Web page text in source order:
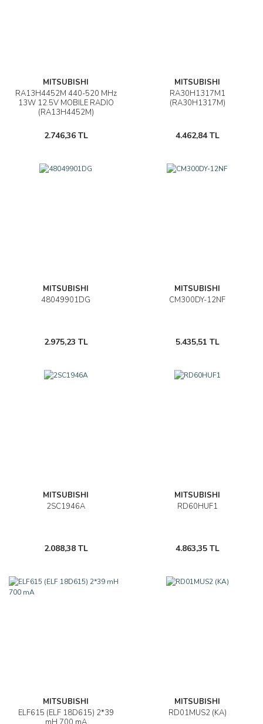
MITSUBISHI
RA13H4452M 440-520 MHz
13W 12.5V MOBILE RADIO
(RA13H4452M)
2.746,36 TL
MITSUBISHI
RA30H1317M1
(RA30H1317M)
4.462,84 TL
MITSUBISHI
48049901DG
2.975,23 TL
MITSUBISHI
CM300DY-12NF
5.435,51 TL
MITSUBISHI
2SC1946A
2.088,38 TL
MITSUBISHI
RD60HUF1
4.863,35 TL
MITSUBISHI
ELF615 (ELF 18D615) 2*39
MITSUBISHI
RD01MUS2 (KA)